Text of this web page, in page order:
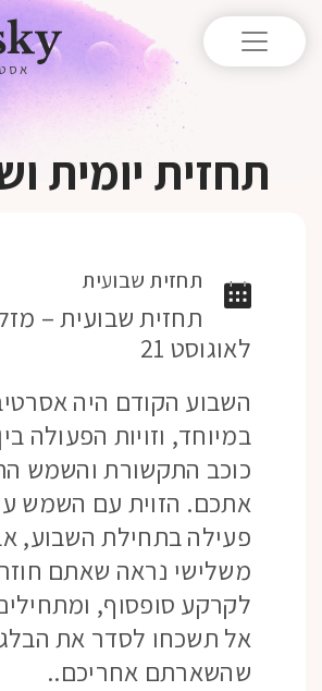
תחזית יומית
תחזית שבועית
לאוגוסט 21
השבוע הקודם היה
במיוחד, וזויות הפעולה
כוכב התקשורת והשמש
אתכם. הזוית עם השמש
פעילה בתחילת השבוע,
משלישי נראה שאתם
לקרקע סופסוף,
אל תשכחו לסדר את
שהשארתם אחריכם..